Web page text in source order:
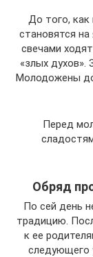
До того, как
становятся на
свечами
«злых духов».
Молодожены
Перед
Обряд
По сей день
традицию.
к ее
следующего